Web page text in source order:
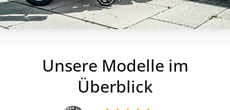
Unsere Modelle im
Überblick